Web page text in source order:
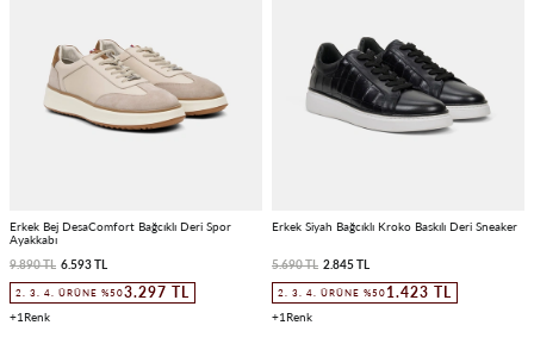
Erkek Bej DesaComfort Bağcıklı Deri Spor
Ayakkabı
6.593 TL
9.890 TL
2. 3. 4. ÜRÜNE %503.297 TL
1
Erkek Siyah Bağcıklı Kroko Baskılı Deri Sneaker
2.845 TL
5.690 TL
2. 3. 4. ÜRÜNE %50 1.423 TL
1